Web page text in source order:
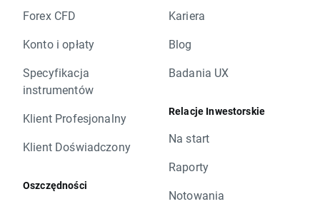
Forex CFD
Konto i opłaty
Specyfikacja
instrumentów
Klient Profesjonalny
Klient Doświadczony
Oszczędności
Kariera
Blog
Badania UX
Relacje Inwestorskie
Na start
Raporty
Notowania